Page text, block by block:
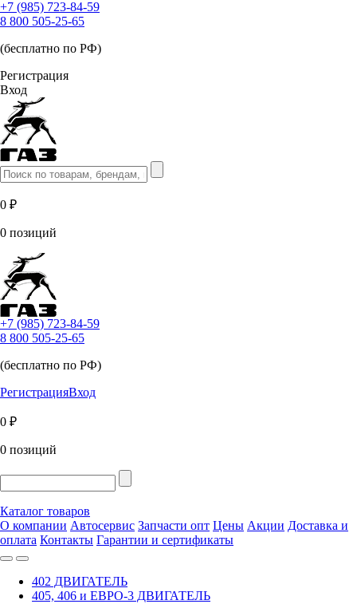
+7 (985) 723-84-59
8 800 505-25-65
(бесплатно по РФ)
Регистрация
Вход
0 ₽
0 позиций
+7 (985) 723-84-59
8 800 505-25-65
(бесплатно по РФ)
РегистрацияВход
0 ₽
0 позиций
Каталог товаров
О компании Автосервис Запчасти опт Цены Акции Доставка и
оплата Контакты Гарантии и сертификаты
402 ДВИГАТЕЛЬ
405, 406 и ЕВРО-3 ДВИГАТЕЛЬ